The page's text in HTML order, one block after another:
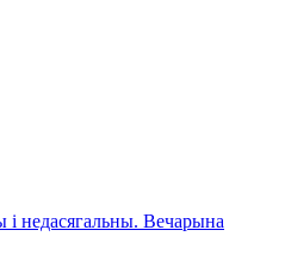
недасягальны. Вечарына